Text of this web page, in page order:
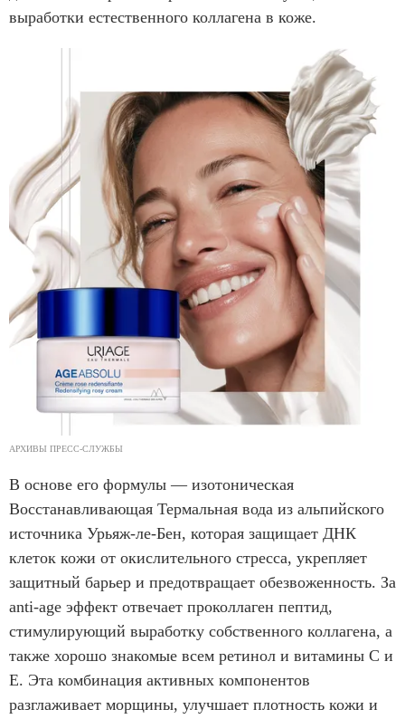
выработки естественного коллагена в коже.
АРХИВЫ ПРЕСС-СЛУЖБЫ
В основе его формулы — изотоническая
Восстанавливающая Термальная вода из альпийского
источника Урьяж-ле-Бен, которая защищает ДНК
клеток кожи от окислительного стресса, укрепляет
защитный барьер и предотвращает обезвоженность. За
anti-age эффект отвечает проколлаген пептид,
стимулирующий выработку собственного коллагена, а
также хорошо знакомые всем ретинол и витамины С и
Е. Эта комбинация активных компонентов
разглаживает морщины, улучшает плотность кожи и